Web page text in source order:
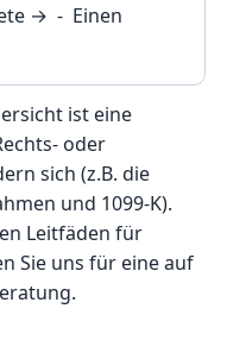
→ - Einen
ist eine
oder
sich (z.B. die
und 1099-K).
Leitfäden für
Sie uns für eine auf